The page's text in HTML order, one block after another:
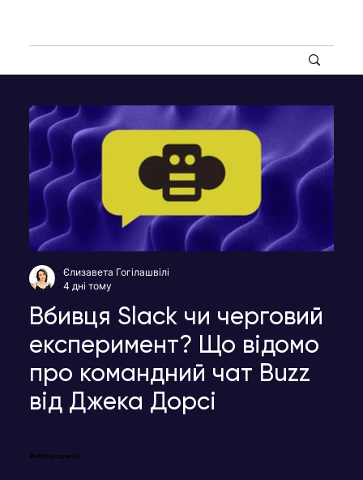
Вбивця Slack чи черговий
експеримент? Що відомо
про командний чат Buzz
від Джека Дорсі
Єлизавета Гогілашвілі
4 дні тому
Вибір редакції